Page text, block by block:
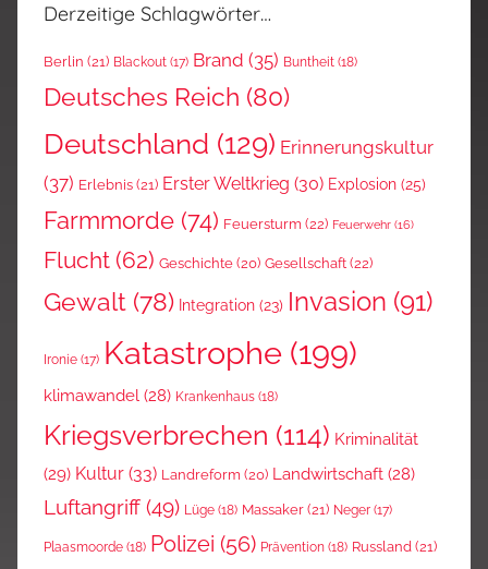
Derzeitige Schlagwörter…
Berlin (21) Blackout (17) Brand (35) Buntheit (18)
Deutsches Reich (80)
Deutschland (129) Erinnerungskultur
(37) Erlebnis (21) Erster Weltkrieg (30) Explosion (25)
Farmmorde (74) Feuersturm (22) Feuerwehr (16)
Flucht (62) Geschichte (20) Gesellschaft(22)
Gewalt (78) Integration (23) Invasion (91)
Ironie (17) Katastrophe (199)
klimawandel (28) Krankenhaus (18)
Kriegsverbrechen (114) Kriminalität
(29) Kultur (33) Landreform (20) Landwirtschaft (28)
Luftangriff (49) Lüge (18) Massaker (21) Neger (17)
Plaasmoorde (18) Polizei (56) Prävention (18) Russland (21)